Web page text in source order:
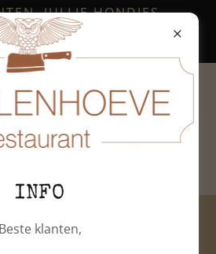
JULLIE HONDJES
TOEGELATEN OP ONS
TERRAS.
INFO
Beste klanten,